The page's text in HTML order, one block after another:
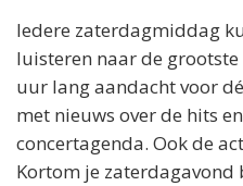
Iedere zaterdagmiddag
luisteren naar de
uur lang aandacht voor
met nieuws over de hits
concertagenda. Ook de
Kortom je